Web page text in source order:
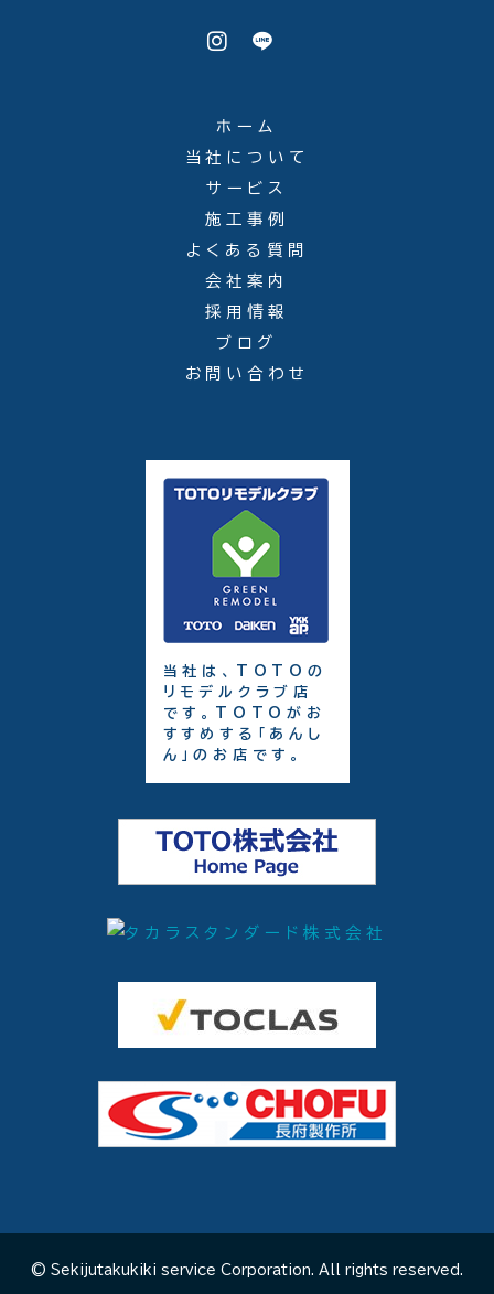
ホーム
当社について
サービス
施工事例
よくある質問
会社案内
採用情報
ブログ
お問い合わせ
当社は、TOTOの
リモデルクラブ店
です。TOTOがお
すすめする「あんし
ん」のお店です。
© Sekijutakukiki service Corporation. All rights reserved.